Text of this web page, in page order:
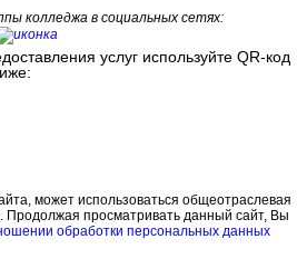
колледжа в социальных сетях:
услуг используйте QR-код
может использоваться общеотраслевая
Продолжая просматривать данный сайт, Вы
обработки персональных данных